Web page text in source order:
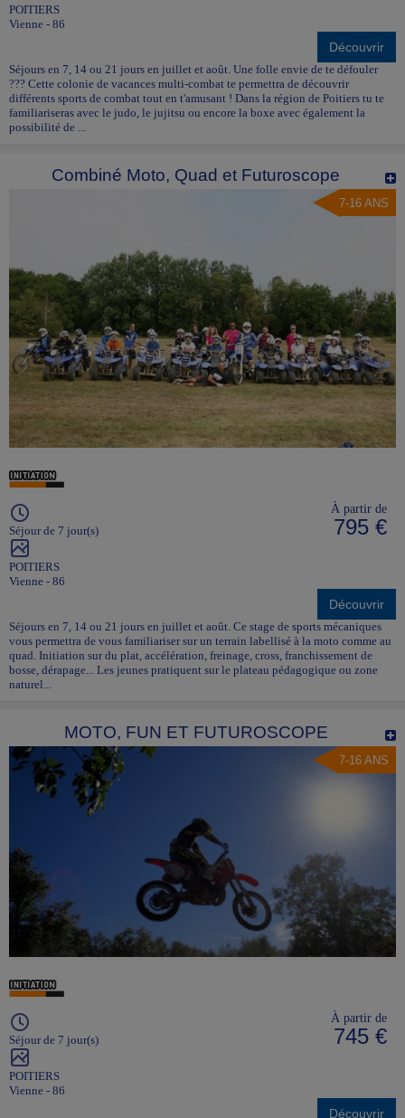
POITIERS
Vienne - 86
Découvrir
Séjours en 7, 14 ou 21 jours en juillet et août. Une folle envie de te défouler
??? Cette colonie de vacances multi-combat te permettra de découvrir
différents sports de combat tout en t'amusant ! Dans la région de Poitiers tu te
familiariseras avec le judo, le jujitsu ou encore la boxe avec également la
possibilité de ...
Combiné Moto, Quad et Futuroscope
7-16 ANS
Séjour de 7 jour(s)
POITIERS
Vienne - 86
À partir de
795 €
Découvrir
Séjours en 7, 14 ou 21 jours en juillet et août. Ce stage de sports mécaniques
vous permettra de vous familiariser sur un terrain labellisé à la moto comme au
quad. Initiation sur du plat, accélération, freinage, cross, franchissement de
bosse, dérapage... Les jeunes pratiquent sur le plateau pédagogique ou zone
naturel...
MOTO, FUN ET FUTUROSCOPE
7-16 ANS
Séjour de 7 jour(s)
POITIERS
Vienne - 86
À partir de
745 €
Découvrir